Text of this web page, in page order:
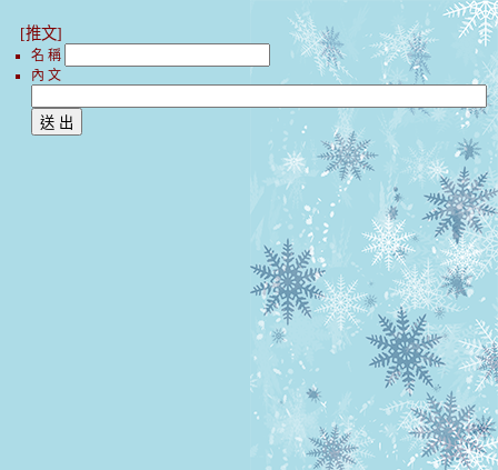
[推文]
名 稱
內 文